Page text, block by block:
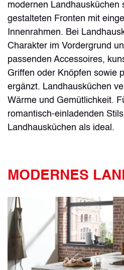
modernen Landhausküchen
gestalteten Fronten mit
Innenrahmen. Bei
Charakter im Vordergrund
passenden Accessoires,
Griffen oder Knöpfen sowie
ergänzt. Landhausküchen
Wärme und Gemütlichkeit.
romantisch-einladenden
Landhausküchen als ideal.
MODERNES